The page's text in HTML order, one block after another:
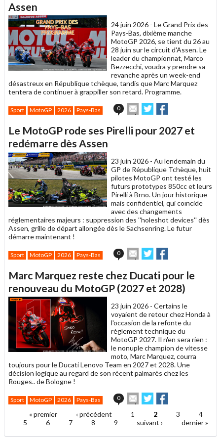
un
ami
Assen
24 juin 2026 - Le Grand Prix des
Pays-Bas, dixième manche
MotoGP 2026, se tient du 26 au
28 juin sur le circuit d'Assen. Le
leader du championnat, Marco
Bezzecchi, voudra y prendre sa
revanche après un week-end
désastreux en République tchèque, tandis que Marc Marquez
tentera de continuer à grappiller son retard. Programme.
Sport MotoGP 2026 Pays-Bas 0
Envoyer
cet
Partager
sur sur
Le MotoGP rode ses Pirelli pour 2027 et
redémarre dès Assen
23 juin 2026 - Au lendemain du
GP de République Tchèque, huit
pilotes MotoGP ont testé les
futurs prototypes 850cc et leurs
Pirelli à Brno. Un jour historique
mais confidentiel, qui coïncide
avec des changements
réglementaires majeurs : suppression des ''holeshot devices'' dès
Assen, grille de départ allongée dès le Sachsenring. Le futur
démarre maintenant !
Sport MotoGP 2026 Pays-Bas 0
Envoyer
cet
un
ami
Partager
sur sur
Marc Marquez reste chez Ducati pour le
renouveau du MotoGP (2027 et 2028)
23 juin 2026 - Certains le
voyaient de retour chez Honda à
l'occasion de la refonte du
règlement technique du
MotoGP 2027. Il n'en sera rien :
le nonuple champion de vitesse
moto, Marc Marquez, courra
toujours pour le Ducati Lenovo Team en 2027 et 2028. Une
décision logique au regard de son récent palmarès chez les
Rouges.. de Bologne !
Sport MotoGP 2026 Pays-Bas 0
Envoyer
cet
article
ami
Partager
sur
Twitter
sur
Facebook
Pages« premier ‹ précédent 1 2 3
4
5
6 7 8 9 suivant › dernier »